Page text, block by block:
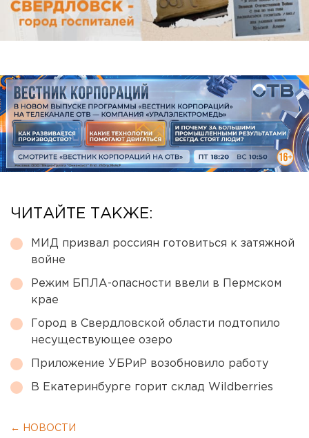
ЧИТАЙТЕ ТАКЖЕ:
МИД призвал россиян готовиться к затяжной
войне
Режим БПЛА-опасности ввели в Пермском
крае
Город в Свердловской области подтопило
несуществующее озеро
Приложение УБРиР возобновило работу
В Екатеринбурге горит склад Wildberries
← НОВОСТИ